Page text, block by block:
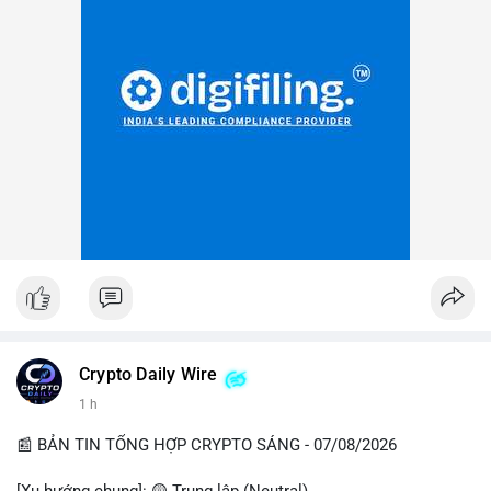
Crypto Daily Wire
1 h
📰 BẢN TIN TỔNG HỢP CRYPTO SÁNG - 07/08/2026